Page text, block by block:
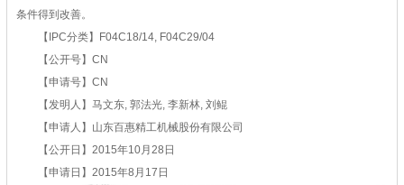
条件得到改善。
【IPC分类】F04C18/14, F04C29/04
【公开号】CN
【申请号】CN
【发明人】马文东, 郭法光, 李新林, 刘鲲
【申请人】山东百惠精工机械股份有限公司
【公开日】2015年10月28日
【申请日】2015年8月17日